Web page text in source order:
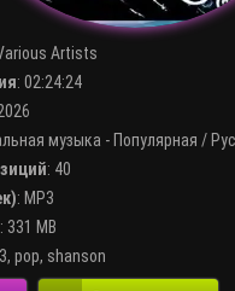
Artists
: 02:24:24
музыка - Популярная /
: 40
: MP3
: 331 MB
, pop, shanson